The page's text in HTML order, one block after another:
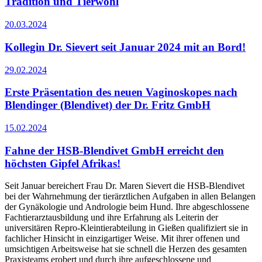
20.03.2024
Kollegin Dr. Sievert seit Januar 2024 mit an Bord!
29.02.2024
Erste Präsentation des neuen Vaginoskopes nach
Blendinger (Blendivet) der Dr. Fritz GmbH
15.02.2024
Fahne der HSB-Blendivet GmbH erreicht den
höchsten Gipfel Afrikas!
Seit Januar bereichert Frau Dr. Maren Sievert die HSB-Blendivet
bei der Wahrnehmung der tierärztlichen Aufgaben in allen Belangen
der Gynäkologie und Andrologie beim Hund. Ihre abgeschlossene
Fachtierarztausbildung und ihre Erfahrung als Leiterin der
universitären Repro-Kleintierabteilung in Gießen qualifiziert sie in
fachlicher Hinsicht in einzigartiger Weise. Mit ihrer offenen und
umsichtigen Arbeitsweise hat sie schnell die Herzen des gesamten
Praxisteams erobert und durch ihre aufgeschlossene und